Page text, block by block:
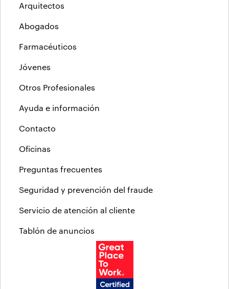
Arquitectos
Abogados
Farmacéuticos
Jóvenes
Otros Profesionales
Ayuda e información
Contacto
Oficinas
Preguntas frecuentes
Seguridad y prevención del fraude
Servicio de atención al cliente
Tablón de anuncios